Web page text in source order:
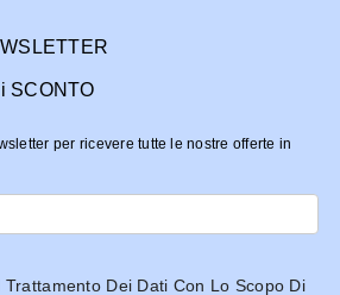
SCONTO
per ricevere tutte le nostre offerte in
Trattamento Dei Dati Con Lo Scopo Di